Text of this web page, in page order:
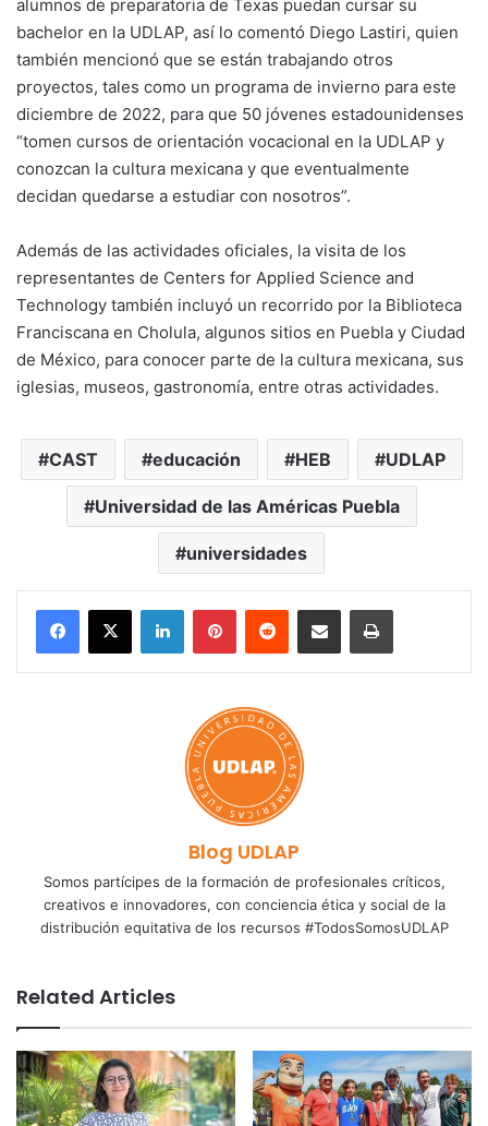
alumnos de preparatoria de Texas puedan cursar su
bachelor en la UDLAP, así lo comentó Diego Lastiri, quien
también mencionó que se están trabajando otros
proyectos, tales como un programa de invierno para este
diciembre de 2022, para que 50 jóvenes estadounidenses
“tomen cursos de orientación vocacional en la UDLAP y
conozcan la cultura mexicana y que eventualmente
decidan quedarse a estudiar con nosotros”.
Además de las actividades oficiales, la visita de los
representantes de Centers for Applied Science and
Technology también incluyó un recorrido por la Biblioteca
Franciscana en Cholula, algunos sitios en Puebla y Ciudad
de México, para conocer parte de la cultura mexicana, sus
iglesias, museos, gastronomía, entre otras actividades.
CAST educación HEB UDLAP
Universidad de las Américas Puebla
universidades
LinkedInPinterestReddit Share via Email Print
Blog UDLAP
Somos partícipes de la formación de profesionales críticos,
creativos e innovadores, con conciencia ética y social de la
distribución equitativa de los recursos #TodosSomosUDLAP
Related Articles